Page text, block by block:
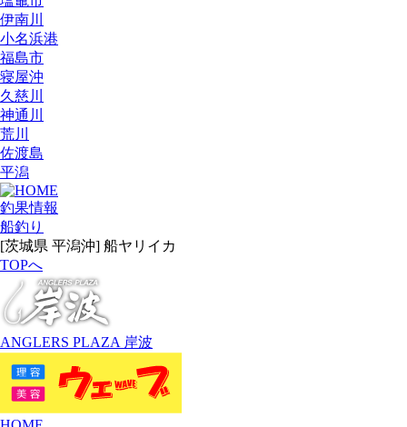
伊南川
小名浜港
福島市
寝屋沖
久慈川
神通川
荒川
佐渡島
平潟
釣果情報
船釣り
[茨城県 平潟沖] 船ヤリイカ
TOPへ
ANGLERS PLAZA 岸波